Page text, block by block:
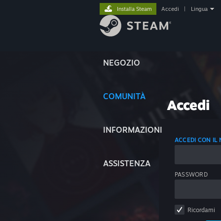
NEGOZIO
COMUNITÀ
INFORMAZIONI
ASSISTENZA
Installa Steam Accedi Lingua
Accedi
ACCEDI CON IL
PASSWORD
Ricordami